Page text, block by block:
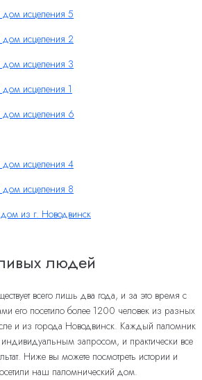
из г. Новодвинск
людей
всего лишь два года, и за это время с
его посетило более 1200 человек из разных
и из города Новодвинск. Каждый паломник
запросом, и практически все
Ниже вы можете посмотреть истории и
наш паломнический дом.